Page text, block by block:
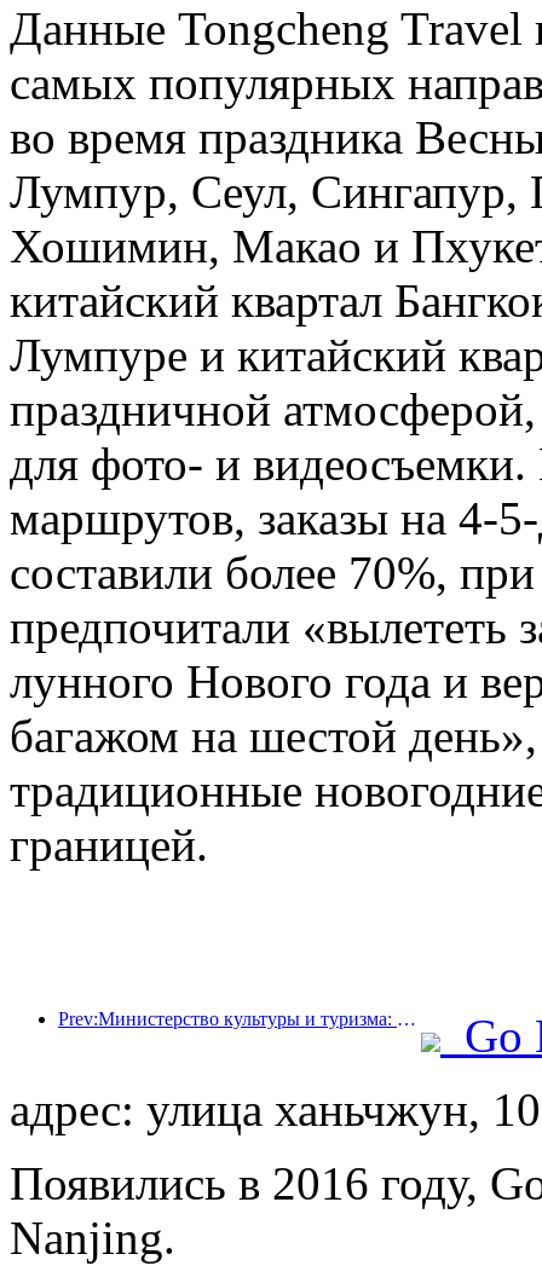
Данные Tongcheng Travel
самых популярных
во время праздника
Лумпур, Сеул, Сингапур,
Хошимин, Макао и
китайский квартал
Лумпуре и китайский
праздничной
для фото- и
маршрутов, заказы на 4-
составили более 70%,
предпочитали «вылететь
лунного Нового года и
багажом на шестой
традиционные
границей.
Prev:Министерство культуры и туризма: запуск 22 тематических мероприятий в рамках 7 основных направлений.
Go
адрес: улица ханьчжун,
Появились в 2016 году,
Nanjing.